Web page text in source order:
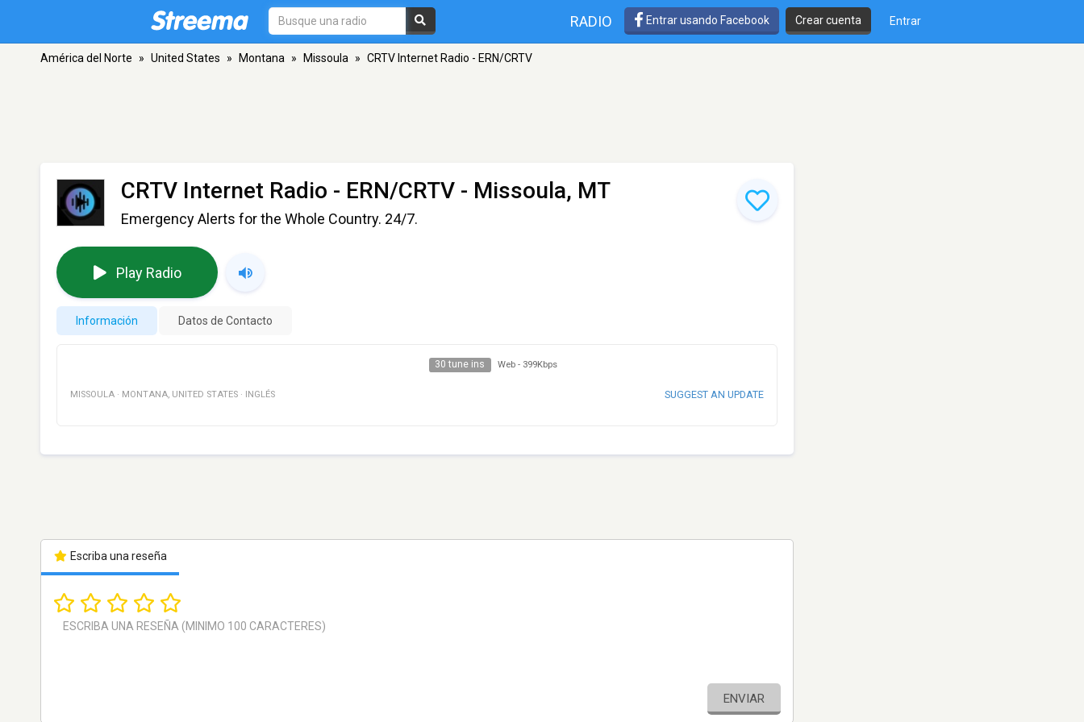
RADIO Entrar usando Facebook Crear cuenta Entrar
América del Norte » United States » Montana » Missoula » CRTV Internet Radio - ERN/CRTV
CRTV Internet Radio - ERN/CRTV - Missoula, MT
Emergency Alerts for the Whole Country. 24/7.
Play Radio
Información Datos de Contacto
30 tune ins Web - 399Kbps
MISSOULA · MONTANA, UNITED STATES · INGLÉS SUGGEST AN UPDATE
Escriba una reseña
ENVIAR